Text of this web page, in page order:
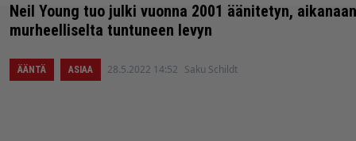
Neil Young tuo julki vuonna 2001 äänitetyn,
murheelliselta tuntuneen levyn
ÄÄNTÄ ASIAA 28.5.2022 14:52 Saku Schildt